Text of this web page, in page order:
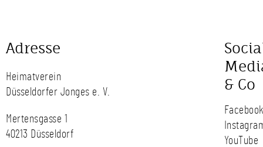
Adresse
Heimatverein
Düsseldorfer Jonges e. V.
Mertensgasse 1
40213 Düsseldorf
& Co
YouTube